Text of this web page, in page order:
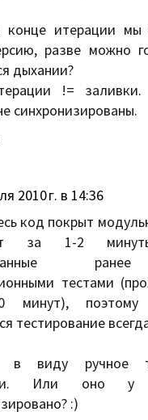
итерации мы
разве можно
дыхании?
!=
синхронизированы.
2010 г. в 14:36
код покрыт
за 1-2
тестами
минут),
тестирование
виду ручное
Или оно
:)